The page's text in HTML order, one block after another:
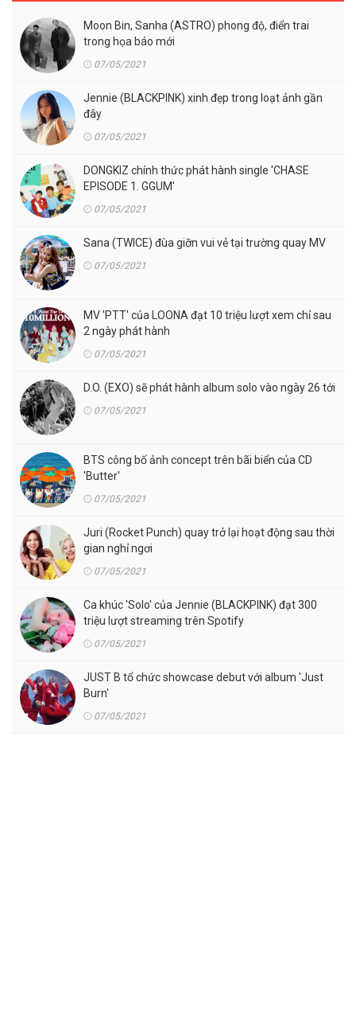
Moon Bin, Sanha (ASTRO) phong độ, điển trai
trong họa báo mới
07/05/2021
Jennie (BLACKPINK) xinh đẹp trong loạt ảnh gần
đây
07/05/2021
DONGKIZ chính thức phát hành single 'CHASE
EPISODE 1. GGUM'
07/05/2021
Sana (TWICE) đùa giỡn vui vẻ tại trường quay MV
07/05/2021
MV 'PTT' của LOONA đạt 10 triệu lượt xem chỉ sau
2 ngày phát hành
07/05/2021
D.O. (EXO) sẽ phát hành album solo vào ngày 26 tới
07/05/2021
BTS công bố ảnh concept trên bãi biển của CD
'Butter'
07/05/2021
Juri (Rocket Punch) quay trở lại hoạt động sau thời
gian nghỉ ngơi
07/05/2021
Ca khúc 'Solo' của Jennie (BLACKPINK) đạt 300
triệu lượt streaming trên Spotify
07/05/2021
JUST B tổ chức showcase debut với album 'Just
Burn'
07/05/2021